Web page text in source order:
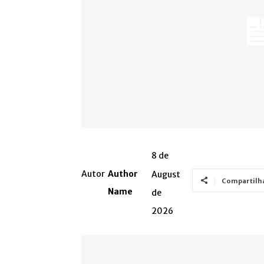
Autor Author
Name
8 de
August
de
2026